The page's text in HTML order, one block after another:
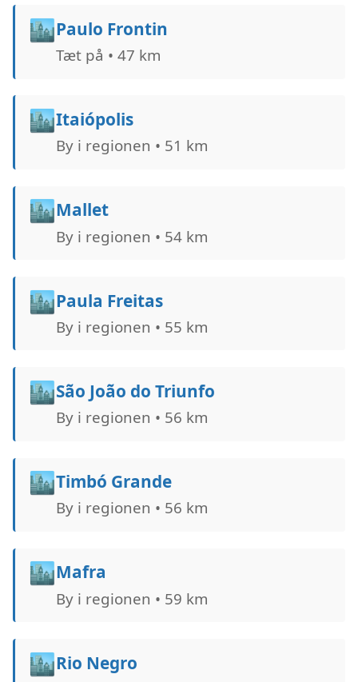
🏙️Paulo Frontin
Tæt på • 47 km
🏙️Itaiópolis
By i regionen • 51 km
🏙️Mallet
By i regionen • 54 km
🏙️Paula Freitas
By i regionen • 55 km
🏙️São João do Triunfo
By i regionen • 56 km
🏙️Timbó Grande
By i regionen • 56 km
🏙️Mafra
By i regionen • 59 km
🏙️Rio Negro